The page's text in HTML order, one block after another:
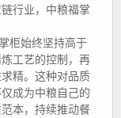
行业，中粮福掌
柜始终坚持高于
工艺的控制，再
精。这种对品质
成为中粮自己的
本，持续推动餐